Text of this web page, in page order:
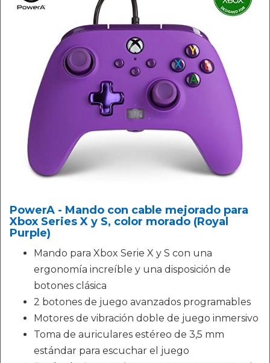
PowerA - Mando con cable mejorado para
Xbox Series X y S, color morado (Royal
Purple)
Mando para Xbox Serie X y S con una
ergonomía increíble y una disposición de
botones clásica
2 botones de juego avanzados programables
Motores de vibración doble de juego inmersivo
Toma de auriculares estéreo de 3,5 mm
estándar para escuchar el juego